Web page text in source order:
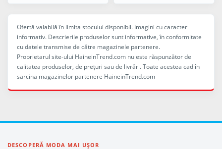
Ofertă valabilă în limita stocului disponibil. Imagini cu caracter
informativ. Descrierile produselor sunt informative, în conformitate
cu datele transmise de către magazinele partenere.
Proprietarul site-ului HaineinTrend.com nu este răspunzător de
calitatea produselor, de preţuri sau de livrări. Toate acestea cad în
sarcina magazinelor partenere HaineinTrend.com
DESCOPERĂ MODA MAI UȘOR